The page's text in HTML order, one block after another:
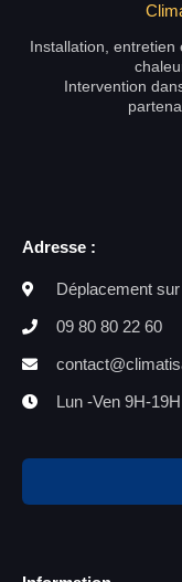
Installation,
Intervention
Adresse :
Déplacement
09 80 80 22 60
Lun -Ven 9H-19H